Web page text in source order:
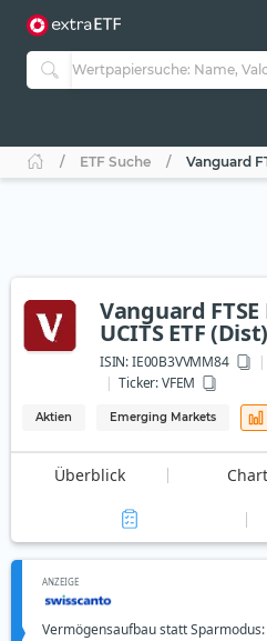
ETF Suche Vanguard
Vanguard
UCITS ETF (Dist)
ISIN:IE00B3VVMM84
Ticker:VFEM
Aktien Emerging Markets
Überblick Chart
ANZEIGE
Vermögensaufbau statt